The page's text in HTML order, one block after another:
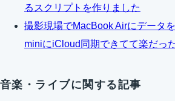
るスクリプトを作りました
撮影現場でMacBook Airにデータ
miniにiCloud同期できてて楽だっ
音楽・ライブに関する記事